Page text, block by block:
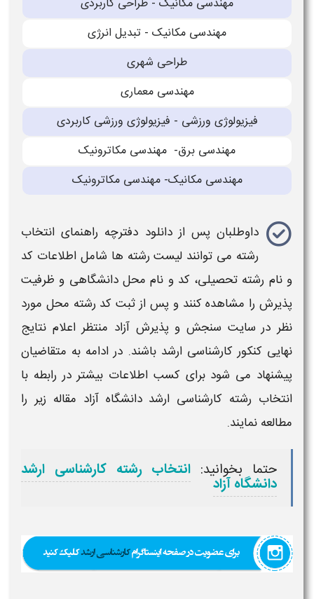
مهندسی مکانیک - طراحی کاربردی
مهندسی مکانیک - تبدیل انرژی
طراحی شهری
مهندسی معماری
فیزیولوژی ورزشی - فیزیولوژی ورزشی کاربردی
مهندسی برق- مهندسی مکاترونیک
مهندسی مکانیک- مهندسی مکاترونیک
داوطلبان پس ازدانلود دفترچه راهنمای انتخاب
رشته می توانند لیست رشته ها شامل اطلاعات کد
و نام رشته تحصیلی، کد و نام محلدانشگاهی و ظرفیت
پذیرش را مشاهده کنند و پس ازثبت کد رشته محل مورد
نظر درسایت سنجش و پذیرش آزاد منتظراعلام نتایج
نهایی کنکور کارشناسی ارشد باشند. در ادامه به متقاضیان
پیشنهاد می شود برای کسب اطلاعات بیشتر در رابطه با
انتخاب رشته کارشناسی ارشد دانشگاه آزاد مقاله زیر را
مطالعه نمایند.
حتما بخوانید: انتخاب رشته کارشناسی ارشد
دانشگاه آزاد